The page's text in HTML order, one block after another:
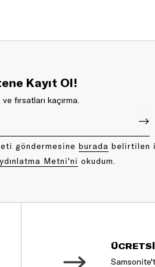
Kayıt Ol!
fırsatları kaçırma.
göndermesine bu rada belirtilen
Metni'ni okudum.